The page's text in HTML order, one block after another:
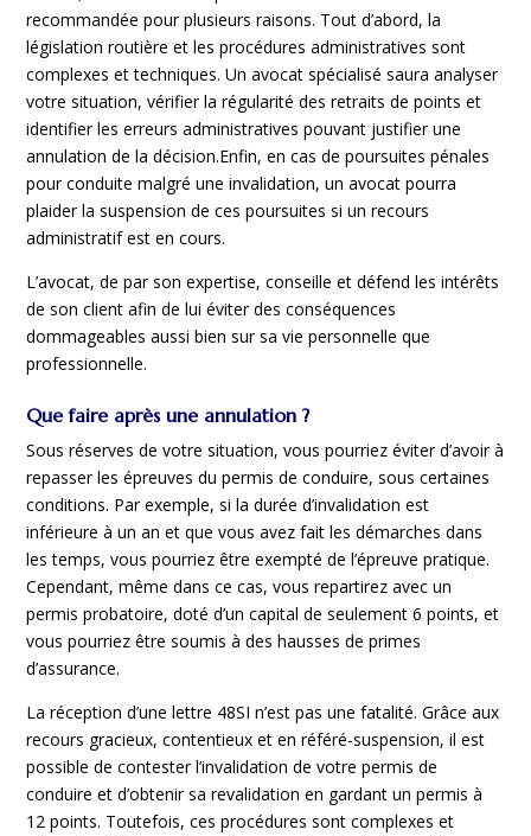
recommandée pour plusieurs raisons. Tout d’abord, la
législation routière et les procédures administratives sont
complexes et techniques. Un avocat spécialisé saura analyser
votre situation, vérifier la régularité des retraits de points et
identifier les erreurs administratives pouvant justifier une
annulation de la décision.Enfin, en cas de poursuites pénales
pour conduite malgré une invalidation, un avocat pourra
plaider la suspension de ces poursuites si un recours
administratif est en cours.
L’avocat, de par son expertise, conseille et défend les intérêts
de son client afin de lui éviter des conséquences
dommageables aussi bien sur sa vie personnelle que
professionnelle.
Que faire après une annulation ?
Sous réserves de votre situation, vous pourriez éviter d’avoir à
repasser les épreuves du permis de conduire, sous certaines
conditions. Par exemple, si la durée d’invalidation est
inférieure à un an et que vous avez fait les démarches dans
les temps, vous pourriez être exempté de l’épreuve pratique.
Cependant, même dans ce cas, vous repartirez avec un
permis probatoire, doté d’un capital de seulement 6 points, et
vous pourriez être soumis à des hausses de primes
d’assurance.
La réception d’une lettre 48SI n’est pas une fatalité. Grâce aux
recours gracieux, contentieux et en référé-suspension, il est
possible de contester l’invalidation de votre permis de
conduire et d’obtenir sa revalidation en gardant un permis à
12 points. Toutefois, ces procédures sont complexes et